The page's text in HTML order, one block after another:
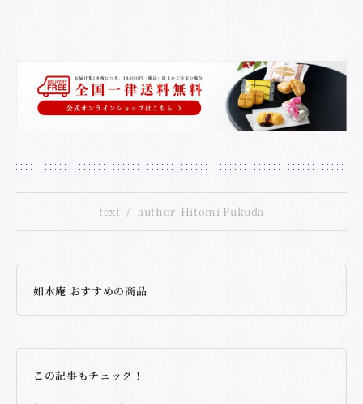
text author-Hitomi Fukuda
如水庵 おすすめの商品
この記事もチェック！